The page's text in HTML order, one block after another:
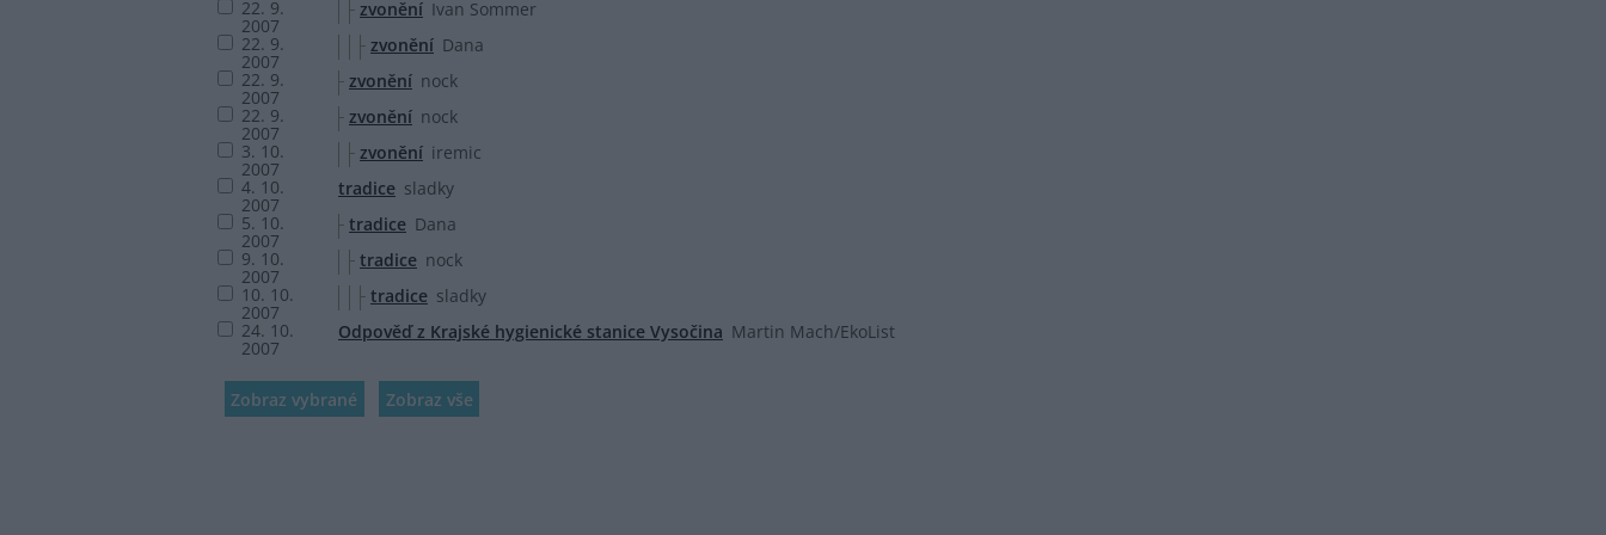
22. 9.
2007
zvonění Ivan Sommer
22. 9.
2007
zvonění Dana
22. 9.
2007
zvonění nock
22. 9.
2007
zvonění nock
3. 10.
2007
zvonění iremic
4. 10.
2007
tradice sladky
5. 10.
2007
tradice Dana
9. 10.
2007
tradice nock
10. 10.
2007
tradice sladky
24. 10.
2007
Odpověď z Krajské hygienické stanice Vysočina Martin Mach/EkoList